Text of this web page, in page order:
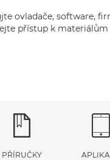
ovladače, software,
přístup k
PŘÍRUČKY